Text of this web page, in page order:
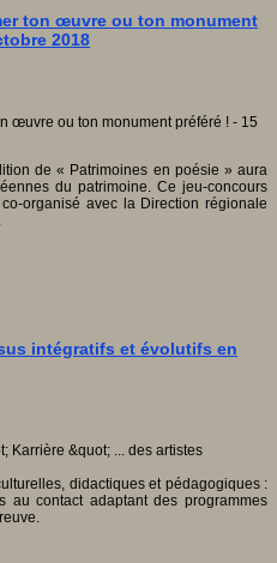
ton œuvre ou ton monument
2018
de « Patrimoines en poésie » aura
du patrimoine. Ce jeu-concours
organisé avec la Direction régionale
intégratifs et évolutifs en
didactiques et pédagogiques :
au contact adaptant des programmes